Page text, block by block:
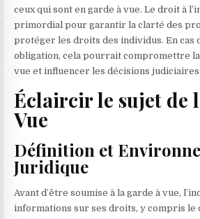
ceux qui sont en garde à vue. Le droit à
primordial pour garantir la clarté des
protéger les droits des individus. En cas
obligation, cela pourrait compromettre
vue et influencer les décisions
Éclaircir le sujet de
Vue
Définition et
Juridique
Avant d’être soumise à la garde à vue,
informations sur ses droits, y compris le